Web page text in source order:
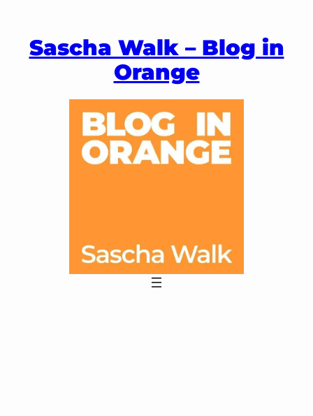
springen
Sascha Walk – Blog in
Orange